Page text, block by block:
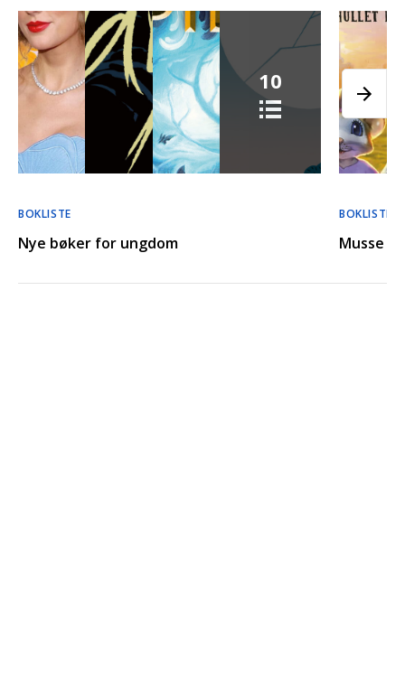
10
BOKLISTE
Nye bøker for ungdom
BOKLISTE
Musse &